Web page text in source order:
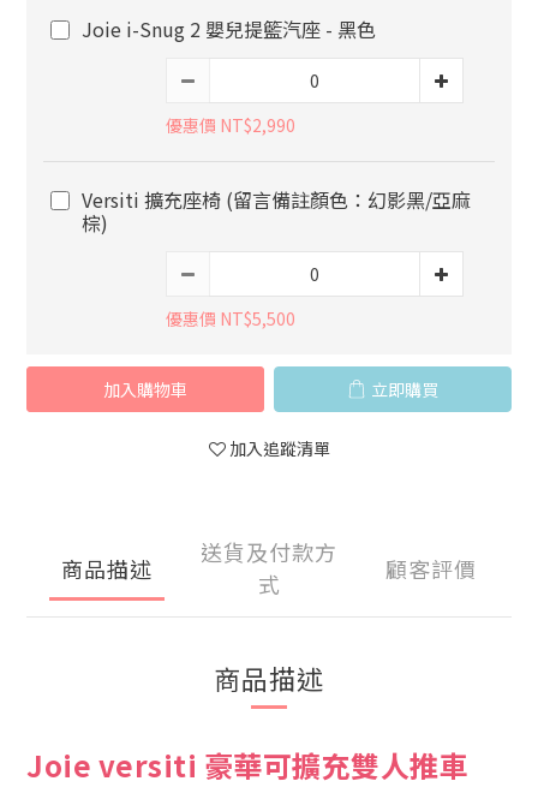
Joie i-Snug 2 嬰兒提籃汽座 - 黑色
優惠價 NT$2,990
Versiti 擴充座椅 (留言備註顏色：幻影黑/亞麻
棕)
優惠價 NT$5,500
加入購物車 立即購買
加入追蹤清單
商品描述
送貨及付款方
式
顧客評價
商品描述
Joie versiti 豪華可擴充雙人推車